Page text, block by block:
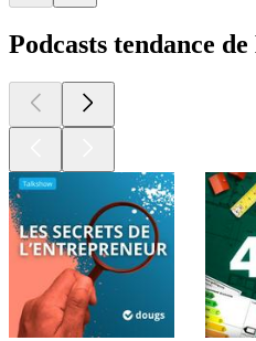
Podcasts tendance de